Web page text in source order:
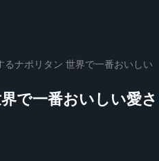
るナポリタン 世界で一番おいしい
で一番おいしい愛さ